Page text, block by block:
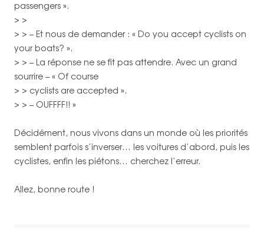
passengers ».
> >
> > – Et nous de demander : « Do you accept cyclists on
your boats? ».
> > – La réponse ne se fit pas attendre. Avec un grand
sourrire – « Of course
> > cyclists are accepted ».
> > – OUFFFF!! »
Décidément, nous vivons dans un monde où les priorités
semblent parfois s’inverser… les voitures d’abord, puis les
cyclistes, enfin les piétons… cherchez l’erreur.
Allez, bonne route !